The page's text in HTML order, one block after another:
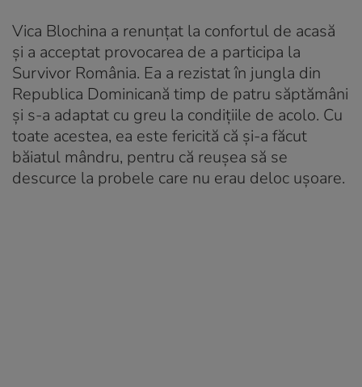
Vica Blochina a renunțat la confortul de acasă
și a acceptat provocarea de a participa la
Survivor România. Ea a rezistat în jungla din
Republica Dominicană timp de patru săptămâni
și s-a adaptat cu greu la condițiile de acolo. Cu
toate acestea, ea este fericită că și-a făcut
băiatul mândru, pentru că reușea să se
descurce la probele care nu erau deloc ușoare.